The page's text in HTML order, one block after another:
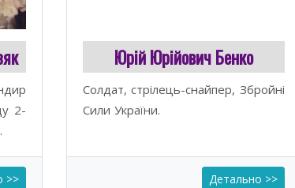
2-
>>
Юрій Юрійович Бенко
Солдат, стрілець-снайпер, Збройні
Cили України.
Детально >>